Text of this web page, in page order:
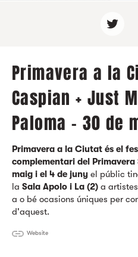
Primavera a la
Caspian + Just
Paloma - 30 de
Primavera a la Ciutat és el
complementari del Primavera
maig i el 4 de juny el públic
la Sala Apolo i La (2) a
a o bé ocasions úniques per
d'aquest.
Website